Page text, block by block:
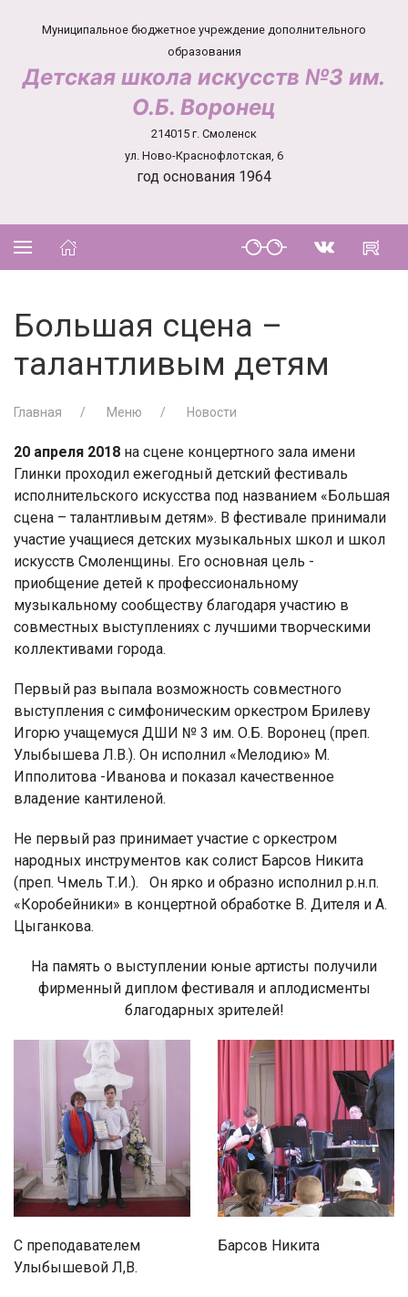
Муниципальное бюджетное учреждение дополнительного
образования
Детская школа искусств №3 им.
О.Б. Воронец
214015 г. Смоленск
ул. Ново-Краснофлотская, 6
год основания 1964
Большая сцена –
талантливым детям
Главная Меню Новости
20 апреля 2018 на сцене концертного зала имени
Глинки проходил ежегодный детский фестиваль
исполнительского искусства под названием «Большая
сцена – талантливым детям». В фестивале принимали
участие учащиеся детских музыкальных школ и школ
искусств Смоленщины. Его основная цель -
приобщение детей к профессиональному
музыкальному сообществу благодаря участию в
совместных выступлениях с лучшими творческими
коллективами города.
Первый раз выпала возможность совместного
выступления с симфоническим оркестром Брилеву
Игорю учащемуся ДШИ № 3 им. О.Б. Воронец (преп.
Улыбышева Л.В.). Он исполнил «Мелодию» М.
Ипполитова -Иванова и показал качественное
владение кантиленой.
Не первый раз принимает участие с оркестром
народных инструментов как солист Барсов Никита
(преп. Чмель Т.И.). Он ярко и образно исполнил р.н.п.
«Коробейники» в концертной обработке В. Дителя и А.
Цыганкова.
На память о выступлении юные артисты получили
фирменный диплом фестиваля и аплодисменты
благодарных зрителей!
С преподавателем
Улыбышевой Л,В.
Барсов Никита